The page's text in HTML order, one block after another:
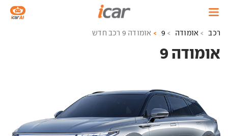
רכב אומודה 9 אומודה 9 רכב חדש
אומודה 9 ‏